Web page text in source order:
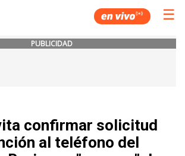
☰
PUBLICIDAD
confirmar solicitud
al teléfono del